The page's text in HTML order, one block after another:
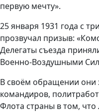
первую мечту».
25 января 1931 года с
прозвучал призыв:
Делегаты съезда
Военно-Воздушными
В своём обращении они
командиров,
Флота страны в том,